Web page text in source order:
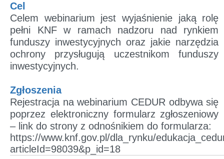
Cel
Celem webinarium jest wyjaśnienie jaką rolę
pełni KNF w ramach nadzoru nad rynkiem
funduszy inwestycyjnych oraz jakie narzędzia
ochrony przysługują uczestnikom funduszy
inwestycyjnych.
Zgłoszenia
Rejestracja na webinarium CEDUR odbywa się
poprzez elektroniczny formularz zgłoszeniowy
– link do strony z odnośnikiem do formularza:
https://www.knf.gov.pl/dla_rynku/
articleId=98039&p_id=18